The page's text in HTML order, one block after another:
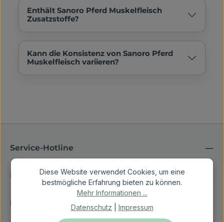
Enthält Sanoro Pferd Muskelfleisch
Zusatzstoffe?
Kann die Konsistenz von Sanoro Pferd
Muskelfleisch variieren?
Service-Hotline
Ernährungsberatung
Rechtliches
Diese Website verwendet Cookies, um eine
bestmögliche Erfahrung bieten zu können.
Mehr Informationen ...
Datenschutz
Impressum